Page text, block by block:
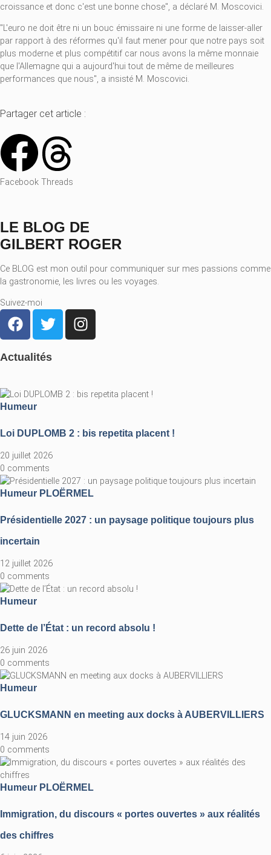
croissance et donc c'est une bonne chose", a déclaré M. Moscovici.
"L'euro ne doit être ni un bouc émissaire ni une forme de laisser-aller
par rapport à des réformes qu'il faut mener pour que notre pays soit
plus moderne et plus compétitif car nous avons la même monnaie
que l'Allemagne qui a aujourd'hui tout de même de meilleures
performances que nous", a insisté M. Moscovici.
Partager cet article :
Facebook Threads
LE BLOG DE
GILBERT ROGER
Ce BLOG est mon outil pour communiquer sur mes passions comme
la gastronomie, les livres ou les voyages.
Suivez-moi
Actualités
Humeur
Loi DUPLOMB 2 : bis repetita placent !
20 juillet 2026
0 comments
Humeur PLOËRMEL
Présidentielle 2027 : un paysage politique toujours plus
incertain
12 juillet 2026
0 comments
Humeur
Dette de l’État : un record absolu !
26 juin 2026
0 comments
Humeur
GLUCKSMANN en meeting aux docks à AUBERVILLIERS
14 juin 2026
0 comments
Humeur PLOËRMEL
Immigration, du discours « portes ouvertes » aux réalités
des chiffres